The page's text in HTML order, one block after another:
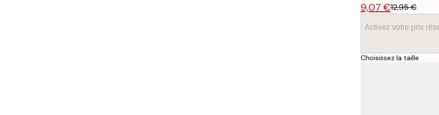
9,07 €12,95 €
Activez votre prix
Choisissez la taille